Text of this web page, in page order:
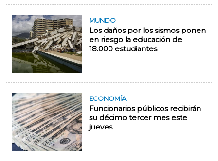
MUNDO
Los daños por los sismos ponen
en riesgo la educación de
18.000 estudiantes
ECONOMÍA
Funcionarios públicos recibirán
su décimo tercer mes este
jueves